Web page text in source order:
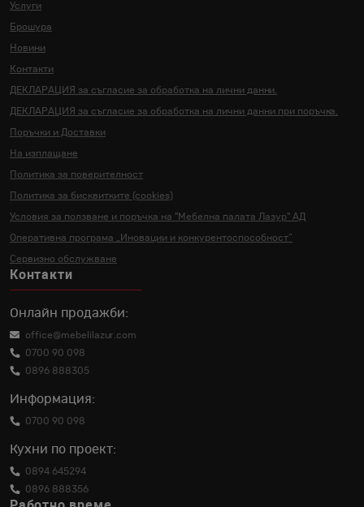
Услуги
Брошура
Новини
Контакти
ДЕКЛАРАЦИЯ за съгласие за обработка на лични данни.
ДЕКЛАРАЦИЯ за съгласие за обработка на лични данни при поръчка.
Поръчки и Доставки
На изплащане
Политика за поверителност
Политика за бисквитките (cookies)
Условия за ползване и поръчка на "Мебелна палата Лазур" АД
Оперативна програма „Иновации и конкурентоспособност“
Сервизно обслужване
Контакти
Онлайн продажби:
office@mebelilazur.com
0700 90 098
0896 888305
Информация:
0700 90 098
Кухни по проект:
0894 645294
0896 888356